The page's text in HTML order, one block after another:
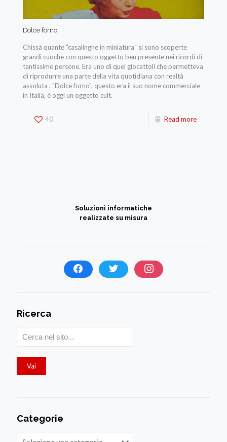
Dolce forno
Chissà quante "casalinghe in miniatura" si sono scoperte
grandi cuoche con questo oggetto ben presente nei ricordi di
tantissime persone. Era uno di quei giocattoli che permetteva
di riprodurre una parte della vita quotidiana con realtà
assoluta . "Dolce forno", questo era il suo nome commerciale
in Italia, è oggi un oggetto cult.
40 Read more
Soluzioni informatiche
realizzate su misura
Ricerca
Categorie